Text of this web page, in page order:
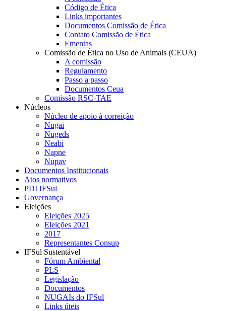
Código de Ética
Links importantes
Documentos Comissão de Ética
Contato Comissão de Ética
Ementas
Comissão de Ética no Uso de Animais (CEUA)
A comissão
Regulamento
Passo a passo
Documentos Ceua
Comissão RSC-TAE
Núcleos
Núcleo de apoio à correição
Nugai
Nugeds
Neabi
Napne
Nupav
Documentos Institucionais
Atos normativos
PDI IFSul
Governança
Eleições
Eleições 2025
Eleições 2021
2017
Representantes Consup
IFSul Sustentável
Fórum Ambiental
PLS
Legislação
Documentos
NUGAIs do IFSul
Links úteis